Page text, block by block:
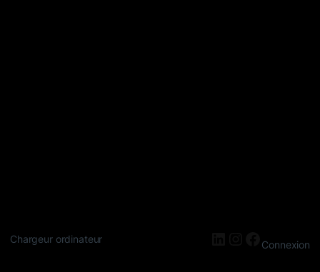
Chargeur ordinateur LinkedIn
Instagram
Connexion